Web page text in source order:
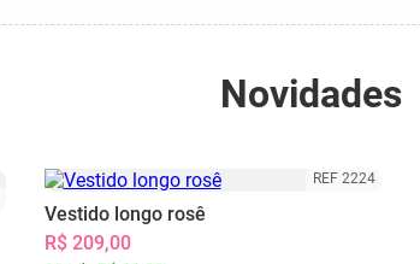
Novidades
REF 2224
Vestido longo rosê
R$ 209,00